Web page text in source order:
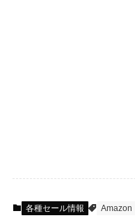
各種セール情報 Amazon